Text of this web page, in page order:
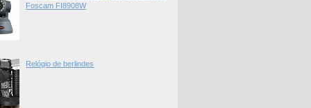
Foscam FI8908W
Relógio de berlindes